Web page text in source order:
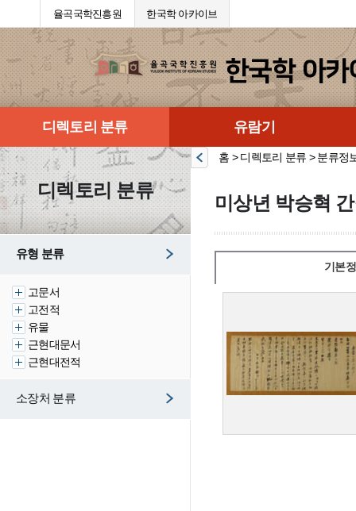
율곡국학진흥원 한국학 아카이브
디렉토리 분류 유람기
디렉토리 분류
유형 분류
고문서
고전적
유물
근현대문서
근현대전적
소장처 분류
홈 > 디렉토리 분류 > 분류정
미상년 박승혁
기본